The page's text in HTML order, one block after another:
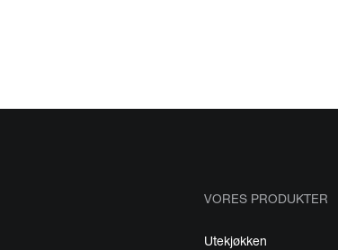
VORES PRODUKTER
Utekjøkken